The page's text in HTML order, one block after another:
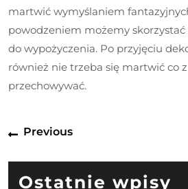
martwić wymyślaniem
powodzeniem możemy
do wypożyczenia. Po przyjęciu
również nie trzeba się martwić co
przechowywać.
Nawigacja
wpisu
PreviousPrevious
Ostatnie wpisy